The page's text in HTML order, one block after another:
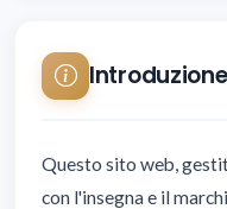
Introduzione
Questo sito web,
con l'insegna e il